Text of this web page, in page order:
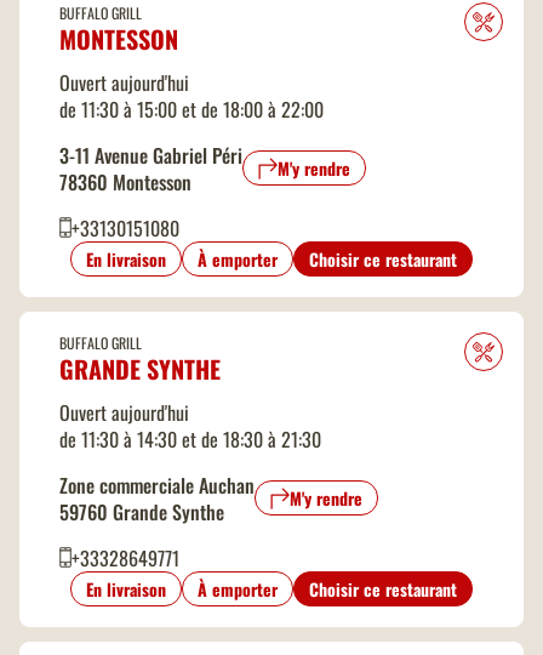
BUFFALO GRILL
MONTESSON
Ouvert aujourd'hui
de 11:30 à 15:00 et de 18:00 à 22:00
3-11 Avenue Gabriel Péri
78360 Montesson
M'y rendre
+33130151080
En livraison À emporter Choisir ce restaurant
BUFFALO GRILL
GRANDE SYNTHE
Ouvert aujourd'hui
de 11:30 à 14:30 et de 18:30 à 21:30
Zone commerciale Auchan
59760 Grande Synthe
M'y rendre
+33328649771
En livraison À emporter Choisir ce restaurant